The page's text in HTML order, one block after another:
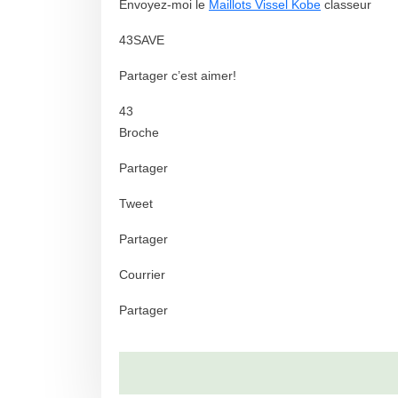
Envoyez-moi le Maillots Vissel Kobe classeur
43SAVE
Partager c’est aimer!
43
Broche
Partager
Tweet
Partager
Courrier
Partager